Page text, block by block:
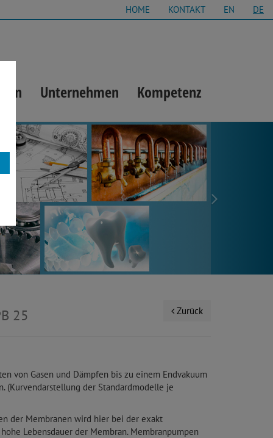
Unternehmen Kompetenz
DE
EN
KONTAKT
HOME
Zurück
25
von Gasen und Dämpfen bis zu einem Endvakuum
(Kurvendarstellung der Standardmodelle je
der Membranen wird hier bei der exakt
Lebensdauer der Membran. Membranpumpen